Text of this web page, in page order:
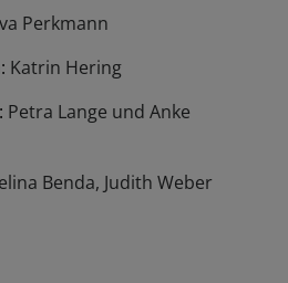
Perkmann
Katrin Hering
Petra Lange und Anke
Benda, Judith Weber